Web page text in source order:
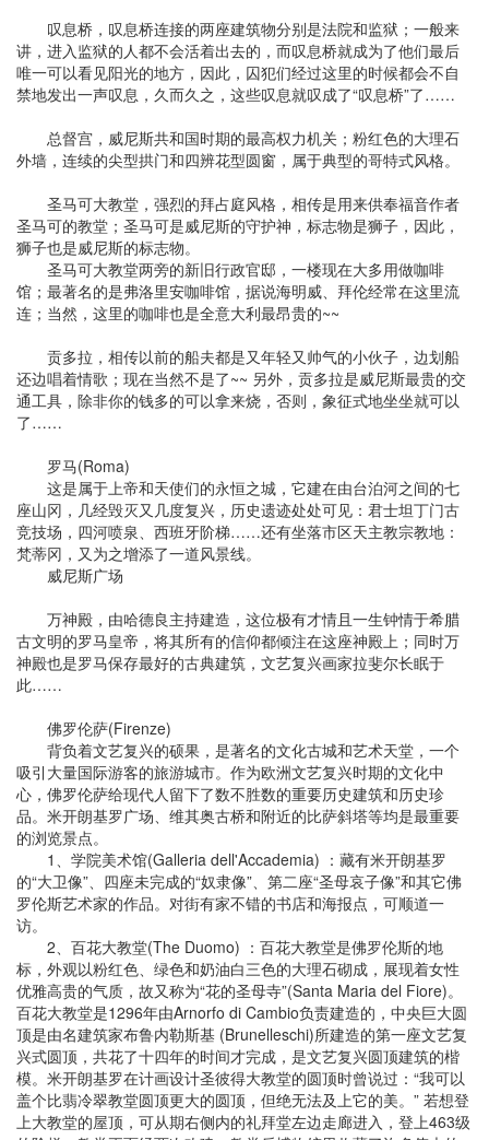
叹息桥，叹息桥连接的两座建筑物分别是法院和监狱；一般来
讲，进入监狱的人都不会活着出去的，而叹息桥就成为了他们最后
唯一可以看见阳光的地方，因此，囚犯们经过这里的时候都会不自
禁地发出一声叹息，久而久之，这些叹息就叹成了“叹息桥”了……
总督宫，威尼斯共和国时期的最高权力机关；粉红色的大理石
外墙，连续的尖型拱门和四辨花型圆窗，属于典型的哥特式风格。
圣马可大教堂，强烈的拜占庭风格，相传是用来供奉福音作者
圣马可的教堂；圣马可是威尼斯的守护神，标志物是狮子，因此，
狮子也是威尼斯的标志物。
圣马可大教堂两旁的新旧行政官邸，一楼现在大多用做咖啡
馆；最著名的是弗洛里安咖啡馆，据说海明威、拜伦经常在这里流
连；当然，这里的咖啡也是全意大利最昂贵的~~
贡多拉，相传以前的船夫都是又年轻又帅气的小伙子，边划船
还边唱着情歌；现在当然不是了~~ 另外，贡多拉是威尼斯最贵的交
通工具，除非你的钱多的可以拿来烧，否则，象征式地坐坐就可以
了……
罗马(Roma)
这是属于上帝和天使们的永恒之城，它建在由台泊河之间的七
座山冈，几经毁灭又几度复兴，历史遗迹处处可见：君士坦丁门古
竞技场，四河喷泉、西班牙阶梯……还有坐落市区天主教宗教地：
梵蒂冈，又为之增添了一道风景线。
威尼斯广场
万神殿，由哈德良主持建造，这位极有才情且一生钟情于希腊
古文明的罗马皇帝，将其所有的信仰都倾注在这座神殿上；同时万
神殿也是罗马保存最好的古典建筑，文艺复兴画家拉斐尔长眠于
此……
佛罗伦萨(Firenze)
背负着文艺复兴的硕果，是著名的文化古城和艺术天堂，一个
吸引大量国际游客的旅游城市。作为欧洲文艺复兴时期的文化中
心，佛罗伦萨给现代人留下了数不胜数的重要历史建筑和历史珍
品。米开朗基罗广场、维其奥古桥和附近的比萨斜塔等均是最重要
的浏览景点。
1、学院美术馆(Galleria dell'Accademia) ：藏有米开朗基罗
的“大卫像”、四座未完成的“奴隶像”、第二座“圣母哀子像”和其它佛
罗伦斯艺术家的作品。对街有家不错的书店和海报点，可顺道一
访。
2、百花大教堂(The Duomo) ：百花大教堂是佛罗伦斯的地
标，外观以粉红色、绿色和奶油白三色的大理石砌成，展现着女性
优雅高贵的气质，故又称为“花的圣母寺”(Santa Maria del Fiore)。
百花大教堂是1296年由Arnorfo di Cambio负责建造的，中央巨大圆
顶是由名建筑家布鲁内勒斯基 (Brunelleschi)所建造的第一座文艺复
兴式圆顶，共花了十四年的时间才完成，是文艺复兴圆顶建筑的楷
模。米开朗基罗在计画设计圣彼得大教堂的圆顶时曾说过：“我可以
盖个比翡冷翠教堂圆顶更大的圆顶，但绝无法及上它的美。” 若想登
上大教堂的屋顶，可从期右侧内的礼拜堂左边走廊进入，登上463级